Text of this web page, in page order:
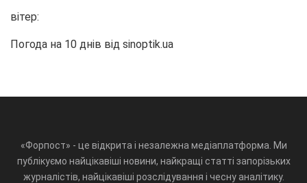
вітер:
Погода на 10 днів від sinoptik.ua
«Форпост» - це відкрита і незалежна медіаплатформа. Ми
публікуємо найцікавіші новини, найкращі статті запорізьких
журналістів, найцікавіші розслідування і чесну аналітику.